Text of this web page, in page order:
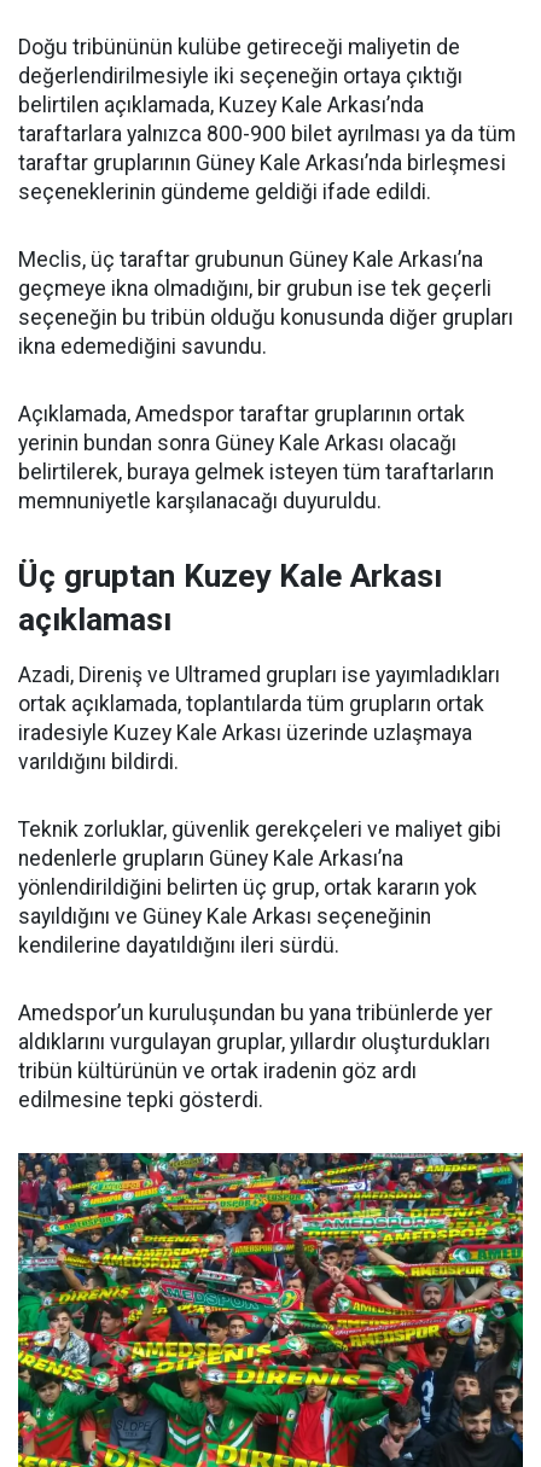
Doğu tribününün kulübe getireceği maliyetin de
değerlendirilmesiyle iki seçeneğin ortaya çıktığı
belirtilen açıklamada, Kuzey Kale Arkası’nda
taraftarlara yalnızca 800-900 bilet ayrılması ya da tüm
taraftar gruplarının Güney Kale Arkası’nda birleşmesi
seçeneklerinin gündeme geldiği ifade edildi.
Meclis, üç taraftar grubunun Güney Kale Arkası’na
geçmeye ikna olmadığını, bir grubun ise tek geçerli
seçeneğin bu tribün olduğu konusunda diğer grupları
ikna edemediğini savundu.
Açıklamada, Amedspor taraftar gruplarının ortak
yerinin bundan sonra Güney Kale Arkası olacağı
belirtilerek, buraya gelmek isteyen tüm taraftarların
memnuniyetle karşılanacağı duyuruldu.
Üç gruptan Kuzey Kale Arkası
açıklaması
Azadi, Direniş ve Ultramed grupları ise yayımladıkları
ortak açıklamada, toplantılarda tüm grupların ortak
iradesiyle Kuzey Kale Arkası üzerinde uzlaşmaya
varıldığını bildirdi.
Teknik zorluklar, güvenlik gerekçeleri ve maliyet gibi
nedenlerle grupların Güney Kale Arkası’na
yönlendirildiğini belirten üç grup, ortak kararın yok
sayıldığını ve Güney Kale Arkası seçeneğinin
kendilerine dayatıldığını ileri sürdü.
Amedspor’un kuruluşundan bu yana tribünlerde yer
aldıklarını vurgulayan gruplar, yıllardır oluşturdukları
tribün kültürünün ve ortak iradenin göz ardı
edilmesine tepki gösterdi.